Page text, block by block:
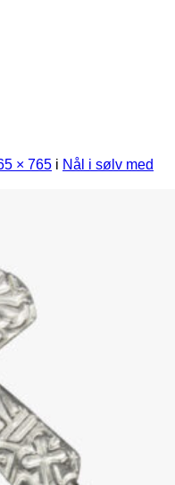
× 765 i Nål i sølv med